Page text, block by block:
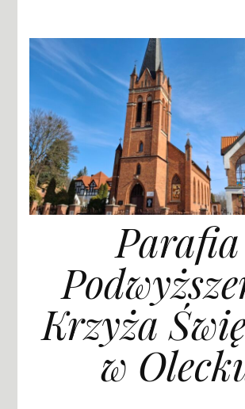
Parafia
Krzyża
w